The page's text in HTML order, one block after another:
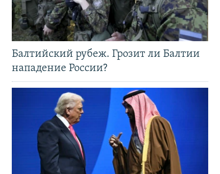
Балтийский рубеж. Грозит ли Балтии
нападение России?